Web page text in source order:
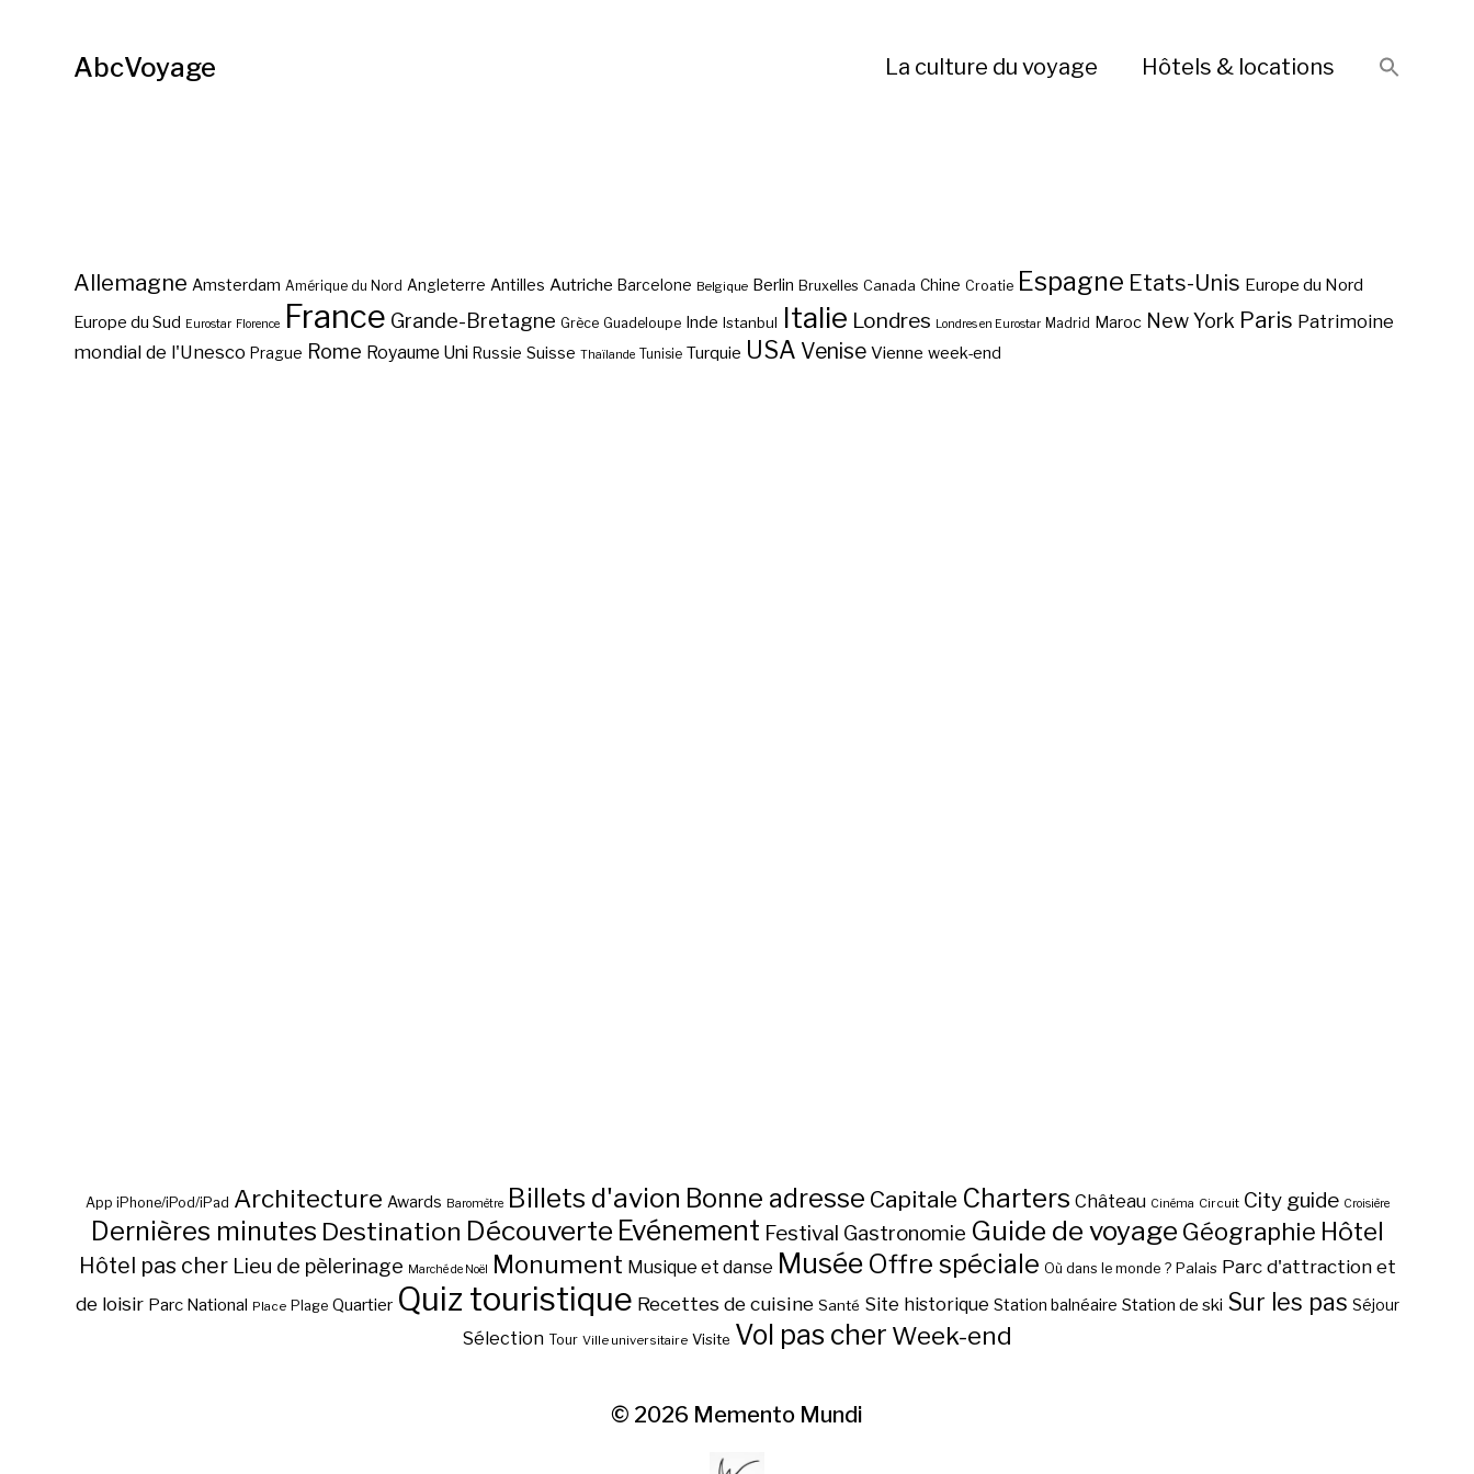
AbcVoyage La culture du voyage Hôtels & locations
Allemagne Amsterdam Amérique du Nord Angleterre Antilles Autriche Barcelone Belgique Berlin Bruxelles Canada Chine Croatie Espagne Etats-Unis Europe du Nord
Europe du Sud Eurostar Florence France Grande-Bretagne Grèce Guadeloupe Inde Istanbul Italie Londres Londres en Eurostar Madrid Maroc New York Paris Patrimoine
mondial de l'Unesco Prague Rome Royaume Uni Russie Suisse Thaïlande Tunisie Turquie USA Venise Vienne week-end
App iPhone/iPod/iPad Architecture Awards Baromètre Billets d'avion Bonne adresse Capitale Charters Château Cinéma Circuit City guide Croisière
Dernières minutes Destination Découverte Evénement Festival Gastronomie Guide de voyage Géographie Hôtel
Hôtel pas cher Lieu de pèlerinage Marché de Noël Monument Musique et danse Musée Offre spéciale Où dans le monde ? Palais Parc d'attraction et
de loisir Parc National Place Plage Quartier Quiz touristique Recettes de cuisine Santé Site historique Station balnéaire Station de ski Sur les pas Séjour
Sélection Tour Ville universitaire Visite Vol pas cher Week-end
© 2026 Memento Mundi